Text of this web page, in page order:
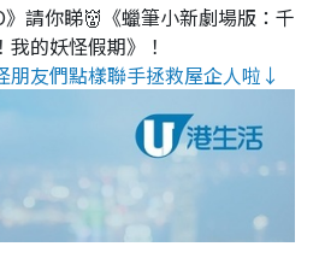
》請你睇👹《蠟筆小新劇場版：千
我的妖怪假期》！
朋友們點樣聯手拯救屋企人啦↓